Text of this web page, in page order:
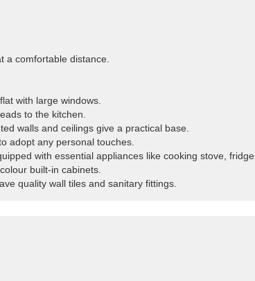
a comfortable distance.
with large windows.
to the kitchen.
walls and ceilings give a practical base.
adopt any personal touches.
with essential appliances like cooking stove, fridge
built-in cabinets.
quality wall tiles and sanitary fittings.